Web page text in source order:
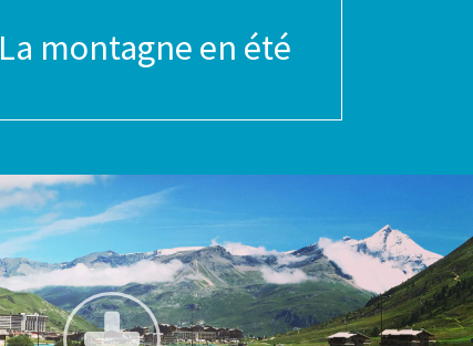
La montagne en été